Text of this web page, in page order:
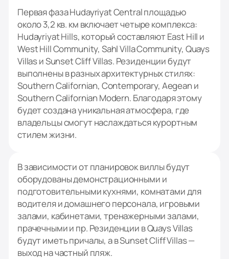
Первая фаза Hudayriyat Central площадью
около 3,2 кв. км включает четыре комплекса:
Hudayriyat Hills, который составляют East Hill и
West Hill Community, Sahl Villa Community, Quays
Villas и Sunset Cliff Villas. Резиденции будут
выполнены в разных архитектурных стилях:
Southern Californian, Contemporary, Aegean и
Southern Californian Modern. Благодаря этому
будет создана уникальная атмосфера, где
владельцы смогут наслаждаться курортным
стилем жизни.
В зависимости от планировок виллы будут
оборудованы демонстрационными и
подготовительными кухнями, комнатами для
водителя и домашнего персонала, игровыми
залами, кабинетами, тренажерными залами,
прачечными и пр. Резиденции в Quays Villas
будут иметь причалы, а в Sunset Cliff Villas —
выход на частный пляж.